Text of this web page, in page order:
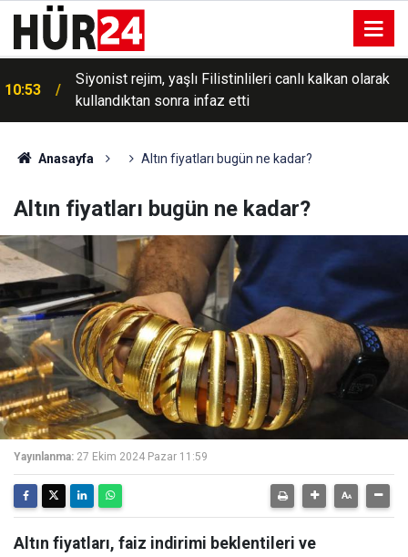
10:53
Siyonist rejim, yaşlı Filistinlileri canlı kalkan olarak
kullandıktan sonra infaz etti
Anasayfa Altın fiyatları bugün ne kadar?
Altın fiyatları bugün ne kadar?
Yayınlanma: 27 Ekim 2024 Pazar 11:59
Altın fiyatları, faiz indirimi beklentileri ve